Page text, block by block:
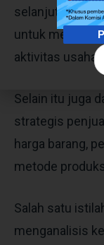
selanjutnya.
untuk
aktivitas usaha
Selain itu juga
strategis
harga barang,
metode
Salah satu
menganalisis